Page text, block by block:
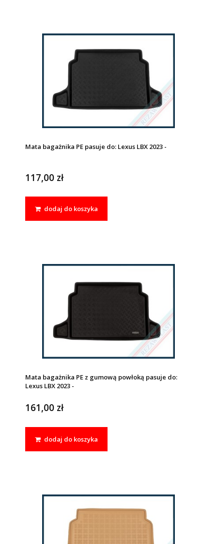
Mata bagażnika PE pasuje do: Lexus LBX 2023 -
117,00 zł
dodaj do koszyka
Mata bagażnika PE z gumową powłoką pasuje do:
Lexus LBX 2023 -
161,00 zł
dodaj do koszyka